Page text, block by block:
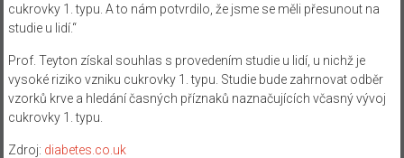
cukrovky 1. typu. A to nám potvrdilo, že jsme se měli přesunout na
studie u lidí.“
Prof. Teyton získal souhlas s provedením studie u lidí, u nichž je
vysoké riziko vzniku cukrovky 1. typu. Studie bude zahrnovat odběr
vzorků krve a hledání časných příznaků naznačujících včasný vývoj
cukrovky 1. typu.
Zdroj: diabetes.co.uk